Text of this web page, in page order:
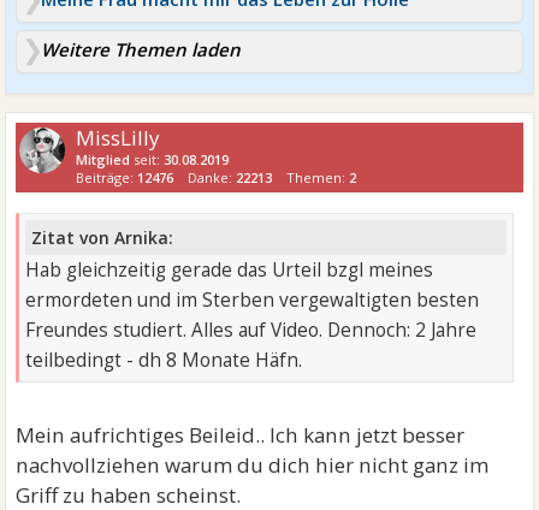
Weitere Themen laden
MissLilly
Mitglied seit: 30.08.2019
Beiträge: 12476 Danke: 22213 Themen: 2
Zitat von Arnika:
Hab gleichzeitig gerade das Urteil bzgl meines
ermordeten und im Sterben vergewaltigten besten
Freundes studiert. Alles auf Video. Dennoch: 2 Jahre
teilbedingt - dh 8 Monate Häfn.
Mein aufrichtiges Beileid.. Ich kann jetzt besser
nachvollziehen warum du dich hier nicht ganz im
Griff zu haben scheinst.